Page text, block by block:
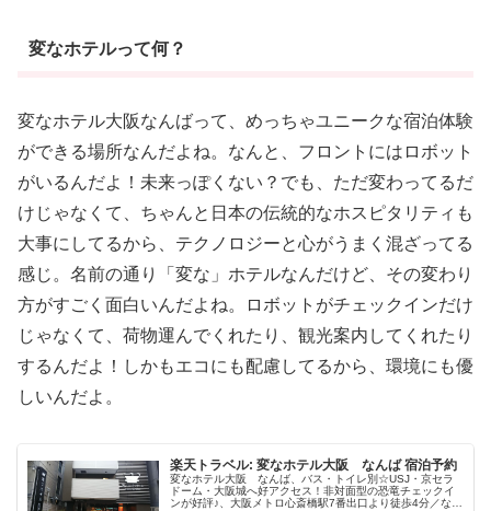
変なホテルって何？
変なホテル大阪なんばって、めっちゃユニークな宿泊体験
ができる場所なんだよね。なんと、フロントにはロボット
がいるんだよ！未来っぽくない？でも、ただ変わってるだ
けじゃなくて、ちゃんと日本の伝統的なホスピタリティも
大事にしてるから、テクノロジーと心がうまく混ざってる
感じ。名前の通り「変な」ホテルなんだけど、その変わり
方がすごく面白いんだよね。ロボットがチェックインだけ
じゃなくて、荷物運んでくれたり、観光案内してくれたり
するんだよ！しかもエコにも配慮してるから、環境にも優
しいんだよ。
楽天トラベル: 変なホテル大阪 なんば 宿泊予約
変なホテル大阪 なんば、バス・トイレ別☆USJ・京セラ
ドーム・大阪城へ好アクセス！非対面型の恐竜チェックイ
ンが好評♪、大阪メトロ心斎橋駅7番出口より徒歩4分／なん